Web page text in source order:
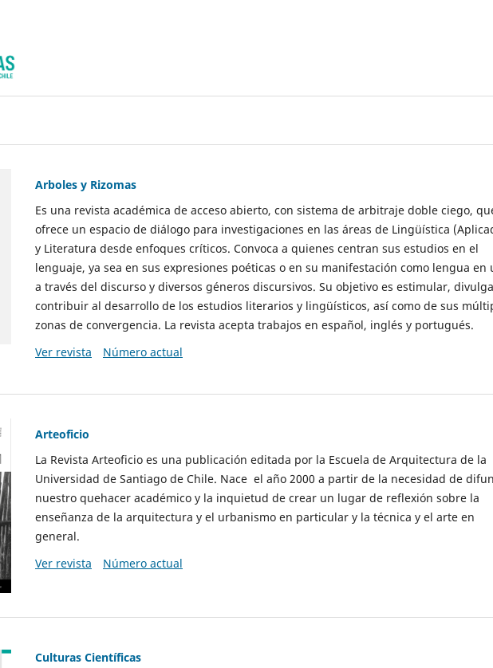
Arboles y Rizomas
Es una revista académica de acceso abierto, con sistema de arbitraje doble ciego,
ofrece un espacio de diálogo para investigaciones en las áreas de Lingüística
y Literatura desde enfoques críticos. Convoca a quienes centran sus estudios en el
lenguaje, ya sea en sus expresiones poéticas o en su manifestación como lengua en
a través del discurso y diversos géneros discursivos. Su objetivo es estimular,
contribuir al desarrollo de los estudios literarios y lingüísticos, así como de sus
zonas de convergencia. La revista acepta trabajos en español, inglés y portugués.
Ver revista
Número actual
Arteoficio
La Revista Arteoficio es una publicación editada por la Escuela de Arquitectura de la
Universidad de Santiago de Chile. Nace el año 2000 a partir de la necesidad de
nuestro quehacer académico y la inquietud de crear un lugar de reflexión sobre la
enseñanza de la arquitectura y el urbanismo en particular y la técnica y el arte en
general.
Ver revista
Número actual
Culturas Científicas